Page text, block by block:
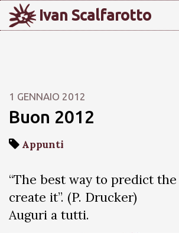
Ivan Scalfarotto
1 GENNAIO 2012
Buon 2012
Appunti
“The best way to predict
create it”. (P. Drucker)
Auguri a tutti.